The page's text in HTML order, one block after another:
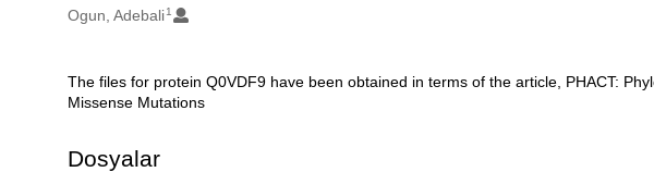
Ogun, Adebali 1
Açıklama
The files for protein Q0VDF9 have been obtained in terms of the article, PHACT:
Missense Mutations
Dosyalar